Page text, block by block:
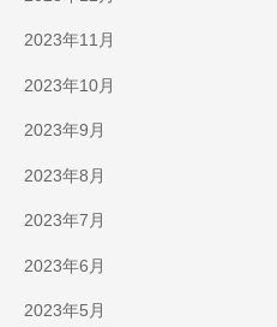
2023年11月
2023年10月
2023年9月
2023年8月
2023年7月
2023年6月
2023年5月